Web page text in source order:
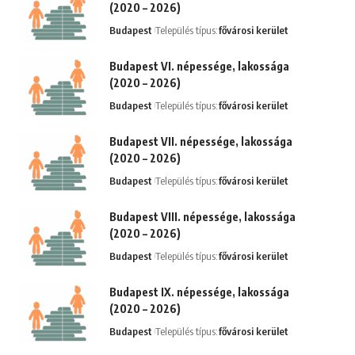
(2020 – 2026)
Budapest Település típus:fővárosi kerület
Budapest VI. népessége, lakossága
(2020 – 2026)
Budapest Település típus:fővárosi kerület
Budapest VII. népessége, lakossága
(2020 – 2026)
Budapest Település típus:fővárosi kerület
Budapest VIII. népessége, lakossága
(2020 – 2026)
Budapest Település típus:fővárosi kerület
Budapest IX. népessége, lakossága
(2020 – 2026)
Budapest Település típus:fővárosi kerület